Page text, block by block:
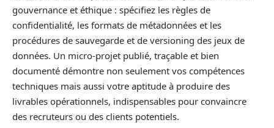
gouvernance et éthique : spécifiez les règles de
confidentialité, les formats de métadonnées et les
procédures de sauvegarde et de versioning des jeux de
données. Un micro-projet publié, traçable et bien
documenté démontre non seulement vos compétences
techniques mais aussi votre aptitude à produire des
livrables opérationnels, indispensables pour convaincre
des recruteurs ou des clients potentiels.